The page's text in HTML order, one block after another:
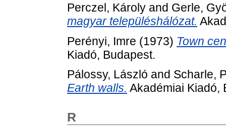
Perczel, Károly and Gerle,
magyar településhálózat.
Perényi, Imre (1973) Town
Kiadó, Budapest.
Pálossy, László and Scharle,
Earth walls. Akadémiai Kiadó,
R